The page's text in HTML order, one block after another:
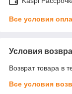
Все условия
Условия
Возврат товара в
Все условия